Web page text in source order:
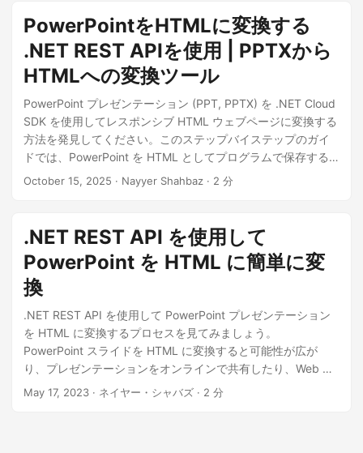
り
替
え
PowerPointをHTMLに変換する
.NET REST APIを使用 | PPTXから
HTMLへの変換ツール
PowerPoint プレゼンテーション (PPT, PPTX) を .NET Cloud
SDK を使用してレスポンシブ HTML ウェブページに変換する
方法を発見してください。このステップバイステップのガイ
ドでは、PowerPoint を HTML としてプログラムで保存する
方法、オンライン スライドショーの体験を作成する方
October 15, 2025 · Nayyer Shahbaz · 2 分
.NET REST API を使用して
PowerPoint を HTML に簡単に変
換
.NET REST API を使用して PowerPoint プレゼンテーション
を HTML に変換するプロセスを見てみましょう。
PowerPoint スライドを HTML に変換すると可能性が広が
り、プレゼンテーションをオンラインで共有したり、Web サ
イトに埋め込んだり、アクセシビリティを向上させることが
May 17, 2023 · ネイヤー・シャバズ · 2 分